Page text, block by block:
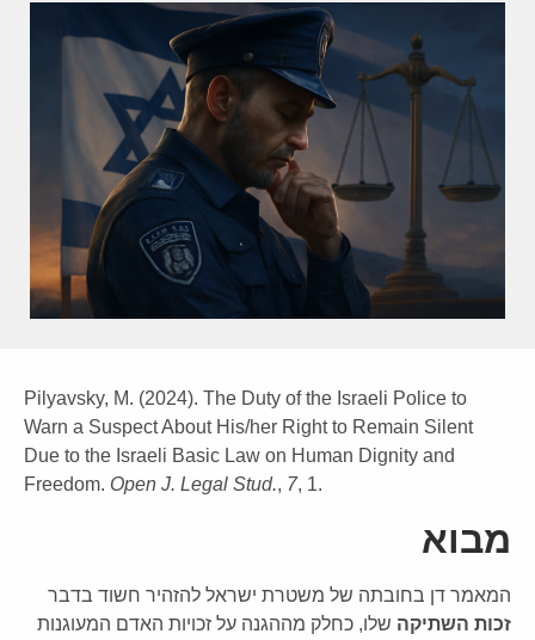
Pilyavsky, M. (2024). The Duty of the Israeli Police to
Warn a Suspect About His/her Right to Remain Silent
Due to the Israeli Basic Law on Human Dignity and
Freedom. Open J. Legal Stud., 7, 1.
מבוא
המאמר דן בחובתה של משטרת ישראל להזהיר חשוד בדבר
זכות השתיקה שלו, כחלק מההגנה על זכויות האדם המעוגנות